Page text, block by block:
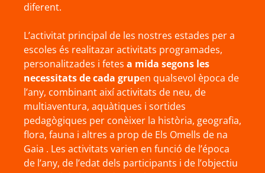
diferent.
L’activitat principal de les nostres estades per a
escoles és realitazar activitats programades,
personalitzades i fetes a mida segons les
necessitats de cada grupen qualsevol època de
l’any, combinant així activitats de neu, de
multiaventura, aquàtiques i sortides
pedagògiques per conèixer la història, geografia,
flora, fauna i altres a prop de Els Omells de na
Gaia . Les activitats varien en funció de l’época
de l’any, de l’edat dels participants i de l’objectiu